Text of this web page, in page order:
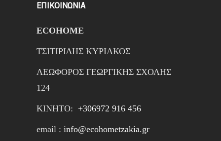
ΕΠΙΚΟΙΝΩΝΙΑ
ECOHOME
ΤΣΙΤΙΡΙΔΗΣ ΚΥΡΙΑΚΟΣ
ΛΕΩΦΟΡΟΣ ΓΕΩΡΓΙΚΗΣ ΣΧΟΛΗΣ
124
ΚΙΝΗTΟ: +306972 916 456
email : info@ecohometzakia.gr